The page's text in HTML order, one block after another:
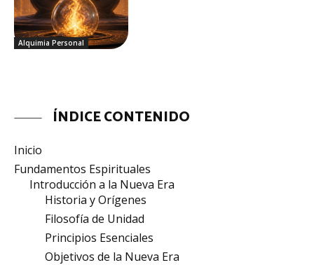
Alquimia Personal
ÍNDICE CONTENIDO
Inicio
Fundamentos Espirituales
Introducción a la Nueva Era
Historia y Orígenes
Filosofía de Unidad
Principios Esenciales
Objetivos de la Nueva Era